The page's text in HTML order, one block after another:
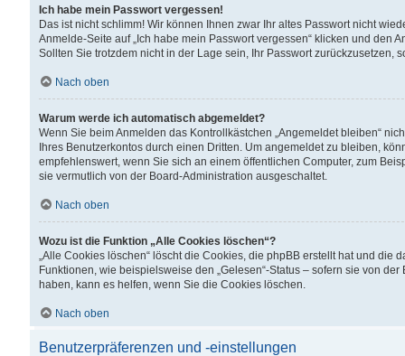
Ich habe mein Passwort vergessen!
Das ist nicht schlimm! Wir können Ihnen zwar Ihr altes Passwort nicht
Anmelde-Seite auf „Ich habe mein Passwort vergessen“ klicken und
Sollten Sie trotzdem nicht in der Lage sein, Ihr Passwort zurückzusetzen,
Nach oben
Warum werde ich automatisch abgemeldet?
Wenn Sie beim Anmelden das Kontrollkästchen „Angemeldet bleiben“
Ihres Benutzerkontos durch einen Dritten. Um angemeldet zu bleiben,
empfehlenswert, wenn Sie sich an einem öffentlichen Computer, zum
sie vermutlich von der Board-Administration ausgeschaltet.
Nach oben
Wozu ist die Funktion „Alle Cookies löschen“?
„Alle Cookies löschen“ löscht die Cookies, die phpBB erstellt hat und
Funktionen, wie beispielsweise den „Gelesen“-Status – sofern sie von
haben, kann es helfen, wenn Sie die Cookies löschen.
Nach oben
Benutzerpräferenzen und -einstellungen